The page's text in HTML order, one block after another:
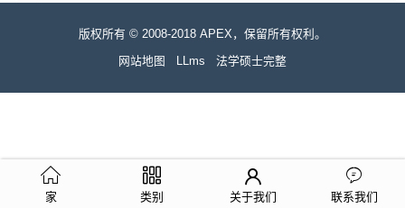
版权所有 © 2008-2018 APEX，保留所有权利。
网站地图
LLms 法学硕士完整
家 类别 关于我们 联系我们